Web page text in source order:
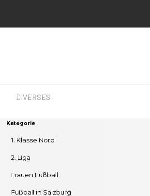
▼
DIVERSES
Block überspringen Kategorie
Kategorie
1. Klasse Nord
2. Liga
Frauen Fußball
Fußball in Salzburg